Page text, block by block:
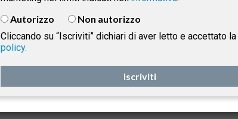
Autorizzo
Non autorizzo
Cliccando su “Iscriviti” dichiari di aver letto e accettato la
policy.
Iscriviti